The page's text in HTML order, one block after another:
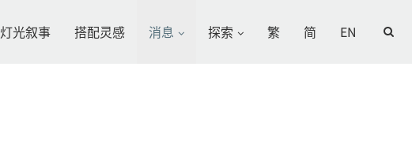
灯光叙事 搭配灵感 消息 探索 繁 简 EN